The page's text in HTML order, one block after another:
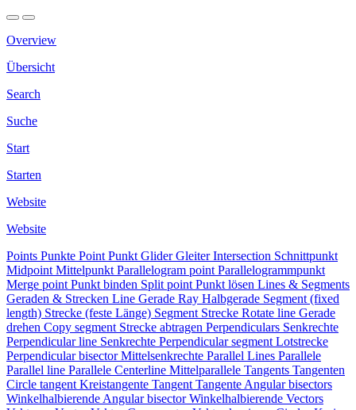
Overview
Übersicht
Search
Suche
Start
Starten
Website
Website
Points Punkte Point Punkt GliderGleiterIntersection Schnittpunkt
Midpoint Mittelpunkt Parallelogram point Parallelogrammpunkt
Merge point Punkt binden Split point Punkt lösen Lines & Segments
Geraden & Strecken Line Gerade Ray Halbgerade Segment (fixed
length) Strecke (feste Länge) Segment Strecke Rotate line Gerade
drehen Copy segment Strecke abtragen Perpendiculars Senkrechte
Perpendicular line Senkrechte Perpendicular segment Lotstrecke
Perpendicular bisectorMittelsenkrechte Parallel Lines Parallele
Parallel line Parallele Centerline Mittelparallele Tangents Tangenten
Circle tangent Kreistangente Tangent Tangente Angular bisectors
Winkelhalbierende Angular bisectorWinkelhalbierende Vectors